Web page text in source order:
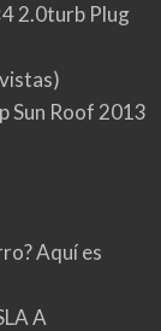
2.0turb Plug
Sun Roof 2013
Aquí es
A